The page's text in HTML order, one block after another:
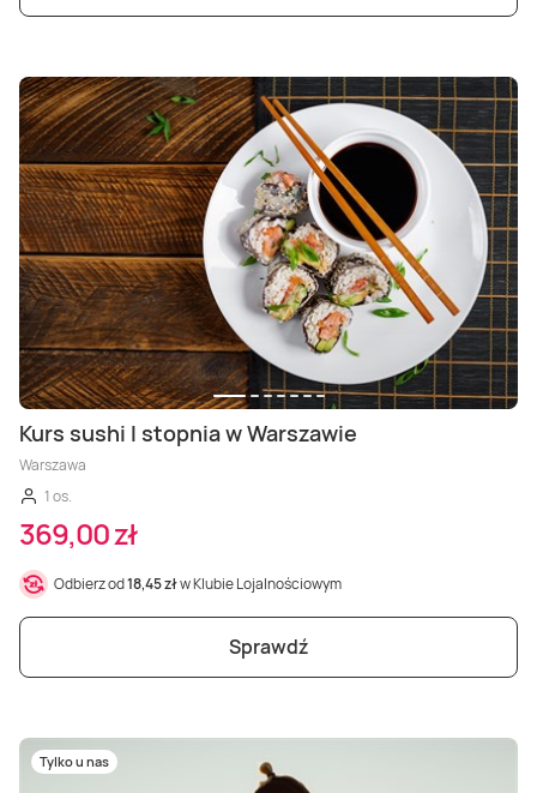
Kurs sushi I stopnia w Warszawie
Warszawa
1 os.
369,00 zł
Odbierz od18,45 złw Klubie Lojalnościowym
Sprawdź
Tylko u nas